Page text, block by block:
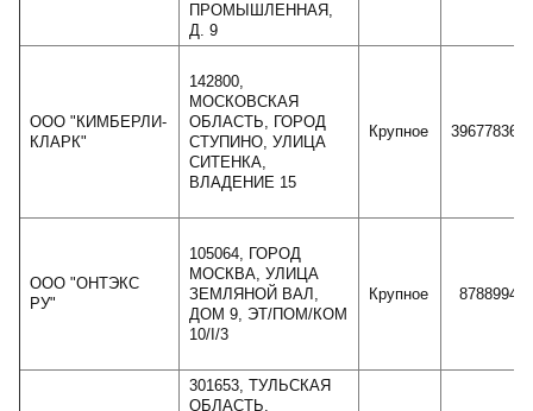
ПРОМЫШЛЕННАЯ,
Д. 9
ООО "КИМБЕРЛИ-
КЛАРК"
142800,
МОСКОВСКАЯ
ОБЛАСТЬ, ГОРОД
СТУПИНО, УЛИЦА
СИТЕНКА,
ВЛАДЕНИЕ 15
Крупное 39677836
ООО "ОНТЭКС
РУ"
105064, ГОРОД
МОСКВА, УЛИЦА
ЗЕМЛЯНОЙ ВАЛ,
ДОМ 9, ЭТ/ПОМ/КОМ
10/I/3
Крупное 8788994
301653, ТУЛЬСКАЯ
ОБЛАСТЬ,